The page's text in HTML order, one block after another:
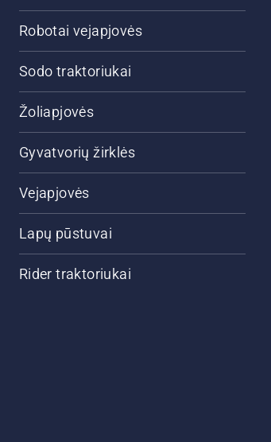
Robotai vejapjovės
Sodo traktoriukai
Žoliapjovės
Gyvatvorių žirklės
Vejapjovės
Lapų pūstuvai
Rider traktoriukai